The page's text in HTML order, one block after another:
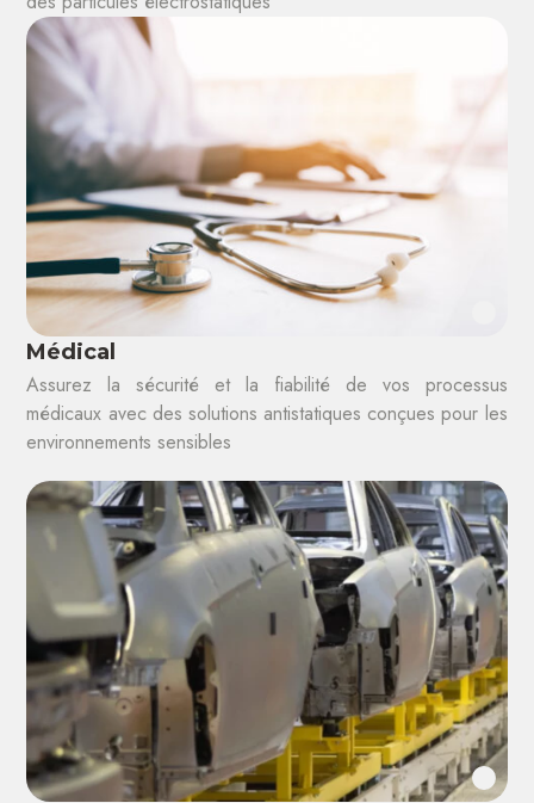
Médical
Assurez la sécurité et la fiabilité de vos processus
médicaux avec des solutions antistatiques conçues pour les
environnements sensibles